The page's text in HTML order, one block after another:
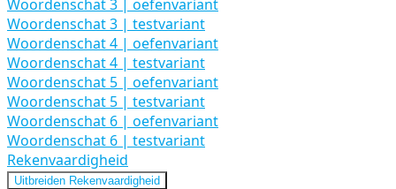
Woordenschat 3 | oefenvariant
Woordenschat 3 | testvariant
Woordenschat 4 | oefenvariant
Woordenschat 4 | testvariant
Woordenschat 5 | oefenvariant
Woordenschat 5 | testvariant
Woordenschat 6 | oefenvariant
Woordenschat 6 | testvariant
Rekenvaardigheid
Uitbreiden Rekenvaardigheid